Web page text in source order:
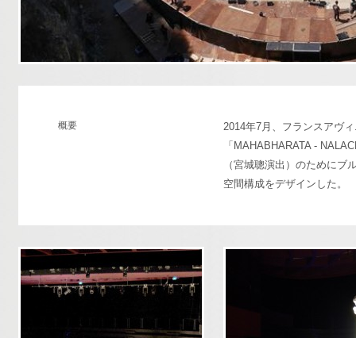
概要
2014年7月、フランスアヴ
「MAHABHARATA -
（宮城聰演出）のためにブ
空間構成をデザインした。